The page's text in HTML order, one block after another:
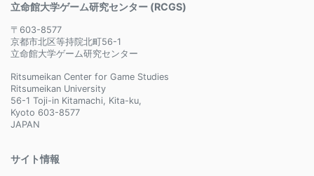
立命館大学ゲーム研究センター (RCGS)
〒603-8577
京都市北区等持院北町56-1
立命館大学ゲーム研究センター
Ritsumeikan Center for Game Studies
Ritsumeikan University
56-1 Toji-in Kitamachi, Kita-ku,
Kyoto 603-8577
JAPAN
サイト情報